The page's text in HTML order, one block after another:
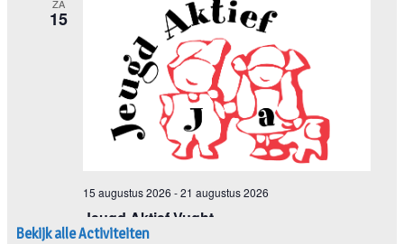
Bekijk alle Activiteiten